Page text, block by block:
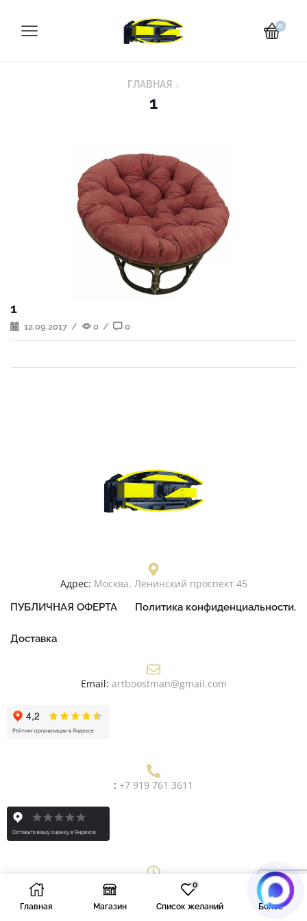
0
ГЛАВНАЯ
1
1
12.09.2017 / 0 / 0
Адрес: Москва, Ленинский проспект 45
ПУБЛИЧНАЯ ОФЕРТА Политика конфиденциальности.
Доставка
Email: artboostman@gmail.com
: +7 919 761 3611
Рабочее Время: Пн/Пт: 9:00 - 19:00
Главная Магазин
0
Список желаний Более